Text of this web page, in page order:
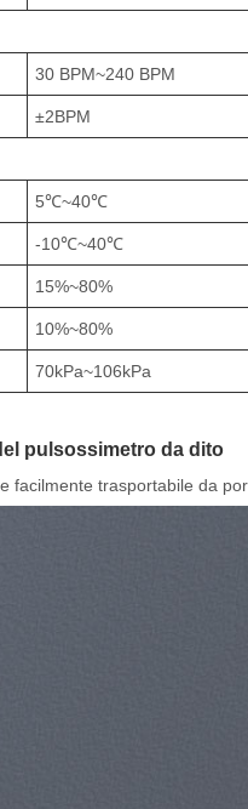
30 BPM~240 BPM
±2BPM
5℃~40℃
-10℃~40℃
15%~80%
10%~80%
70kPa~106kPa
pulsossimetro da dito
facilmente trasportabile da